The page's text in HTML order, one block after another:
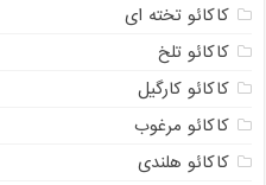
کاکائو تخته ای
کاکائو تلخ
کاکائو کارگیل
کاکائو مرغوب
کاکائو هلندی